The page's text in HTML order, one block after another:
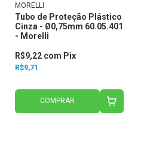
MORELLI
Tubo de Proteção Plástico
Cinza - Ø0,75mm 60.05.401
- Morelli
R$9,71
R$9,22 com Pix
COMPRAR